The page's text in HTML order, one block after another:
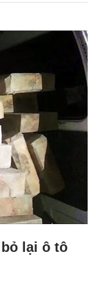
lại ô tô